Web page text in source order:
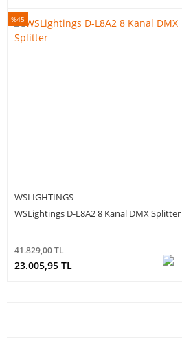
WSLIGHTINGS
WSLightings D-L8A2 8 Kanal DMX Splitter
%45
41.829,00 TL
23.005,95 TL